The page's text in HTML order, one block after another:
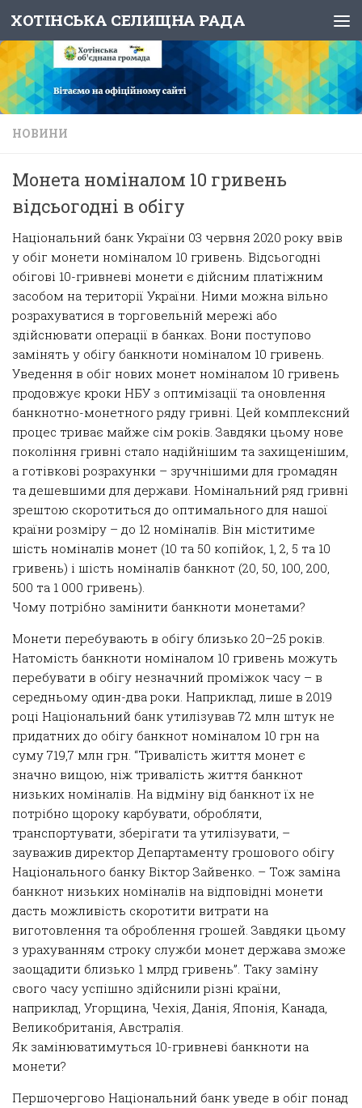
Skip to content
ХОТІНСЬКА СЕЛИЩНА РАДА
НОВИНИ
Монета номіналом 10 гривень
відсьогодні в обігу
Національний банк України 03 червня 2020 року ввів
у обіг монети номіналом 10 гривень. Відсьогодні
обігові 10-гривневі монети є дійсним платіжним
засобом на території України. Ними можна вільно
розрахуватися в торговельній мережі або
здійснювати операції в банках. Вони поступово
замінять у обігу банкноти номіналом 10 гривень.
Уведення в обіг нових монет номіналом 10 гривень
продовжує кроки НБУ з оптимізації та оновлення
банкнотно-монетного ряду гривні. Цей комплексний
процес триває майже сім років. Завдяки цьому нове
покоління гривні стало надійнішим та захищенішим,
а готівкові розрахунки – зручнішими для громадян
та дешевшими для держави. Номінальний ряд гривні
зрештою скоротиться до оптимального для нашої
країни розміру – до 12 номіналів. Він міститиме
шість номіналів монет (10 та 50 копійок, 1, 2, 5 та 10
гривень) і шість номіналів банкнот (20, 50, 100, 200,
500 та 1 000 гривень).
Чому потрібно замінити банкноти монетами?
Монети перебувають в обігу близько 20–25 років.
Натомість банкноти номіналом 10 гривень можуть
перебувати в обігу незначний проміжок часу – в
середньому один-два роки. Наприклад, лише в 2019
році Національний банк утилізував 72 млн штук не
придатних до обігу банкнот номіналом 10 грн на
суму 719,7 млн грн. “Тривалість життя монет є
значно вищою, ніж тривалість життя банкнот
низьких номіналів. На відміну від банкнот їх не
потрібно щороку карбувати, обробляти,
транспортувати, зберігати та утилізувати, –
зауважив директор Департаменту грошового обігу
Національного банку Віктор Зайвенко. – Тож заміна
банкнот низьких номіналів на відповідні монети
дасть можливість скоротити витрати на
виготовлення та оброблення грошей. Завдяки цьому
з урахуванням строку служби монет держава зможе
заощадити близько 1 млрд гривень”. Таку заміну
свого часу успішно здійснили різні країни,
наприклад, Угорщина, Чехія, Данія, Японія, Канада,
Великобританія, Австралія.
Як замінюватимуться 10-гривневі банкноти на
монети?
Першочергово Національний банк уведе в обіг понад